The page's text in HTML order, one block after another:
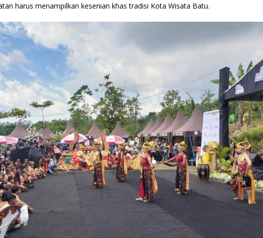
harus menampilkan kesenian khas tradisi Kota Wisata Batu.